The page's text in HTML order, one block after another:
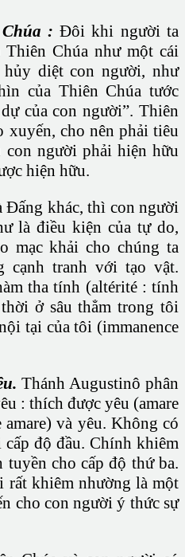
Chúa :Đôi khi người ta
Chúa như một cái
diệt con người, như
của Thiên Chúa tước
của con người”. Thiên
xuyến, cho nên phải tiêu
người phải hiện hữu
hiện hữu.
Đấng khác, thì con người
là điều kiện của tự do,
mạc khải cho chúng ta
cạnh tranh với tạo vật.
tha tính (altérité : tính
ở sâu thẳm trong tôi
tại của tôi (immanence
Thánh Augustinô phân
: thích được yêu (amare
và yêu. Không có
độ đầu. Chính khiêm
cho cấp độ thứ ba.
khiêm nhường là một
cho con người ý thức sự